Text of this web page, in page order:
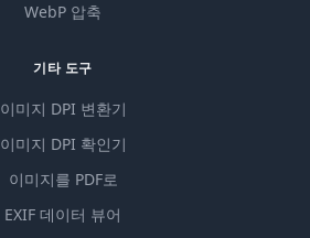
WebP 압축
기타 도구
이미지 DPI 변환기
이미지 DPI 확인기
이미지를 PDF로
EXIF 데이터 뷰어